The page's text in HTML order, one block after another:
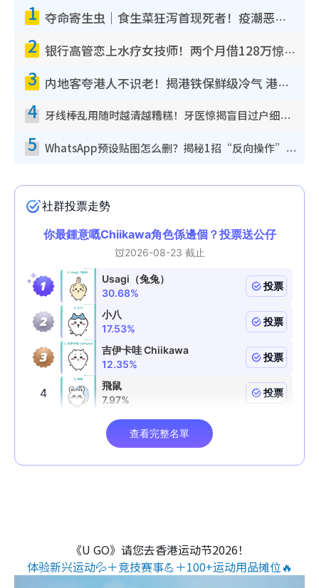
1 夺命寄生虫｜食生菜狂泻首现死者！疫潮恶化录1.8万宗病例 揭洗菜3大谬误
2 银行高管恋上水疗女技师！两个月借128万惊觉“沉船”沉落火海 揭背后疑似邪教操控卖淫
3 内地客夸港人不识老！揭港铁保鲜级冷气 港人求放过：别投诉
4 牙线棒乱用随时越清越糟糕！牙医惊揭盲目过户细菌恐致蛀牙：这种才是日常真保养
5 WhatsApp预设贴图怎么删？揭秘1招“反向操作”还原简洁界面 附3步实测教程
《U GO》请您去香港运动节2026！
体验新兴运动💦＋竞技赛事💪＋100+运动用品摊位🔥